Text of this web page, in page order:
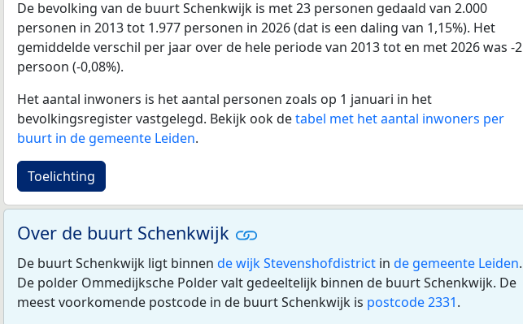
De bevolking van de buurt Schenkwijk is met 23 personen gedaald van 2.000
personen in 2013 tot 1.977 personen in 2026 (dat is een daling van 1,15%). Het
gemiddelde verschil per jaar over de hele periode van 2013 tot en met 2026 was -2
persoon (-0,08%).
Het aantal inwoners is het aantal personen zoals op 1 januari in het
bevolkingsregister vastgelegd. Bekijk ook detabel met het aantal inwoners per
buurt in de gemeente Leiden.
Toelichting
Over de buurt Schenkwijk
De buurt Schenkwijk ligt binnen de wijk Stevenshofdistrict in de gemeente Leiden.
De polder Ommedijksche Polder valt gedeeltelijk binnen de buurt Schenkwijk. De
meest voorkomende postcode in de buurt Schenkwijk is postcode 2331.